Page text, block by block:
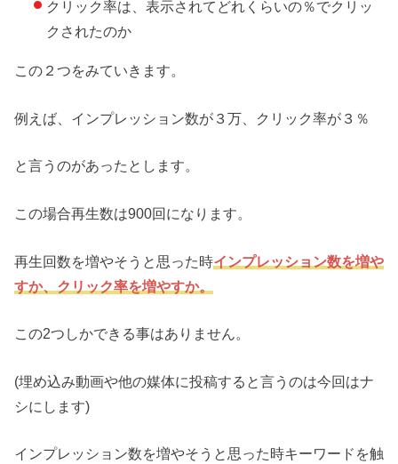
クリック率は、表示されてどれくらいの％でクリッ
クされたのか
この２つをみていきます。
例えば、インプレッション数が３万、クリック率が３％
と言うのがあったとします。
この場合再生数は900回になります。
再生回数を増やそうと思った時インプレッション数を増や
すか、クリック率を増やすか。
この2つしかできる事はありません。
(埋め込み動画や他の媒体に投稿すると言うのは今回はナ
シにします)
インプレッション数を増やそうと思った時キーワードを触